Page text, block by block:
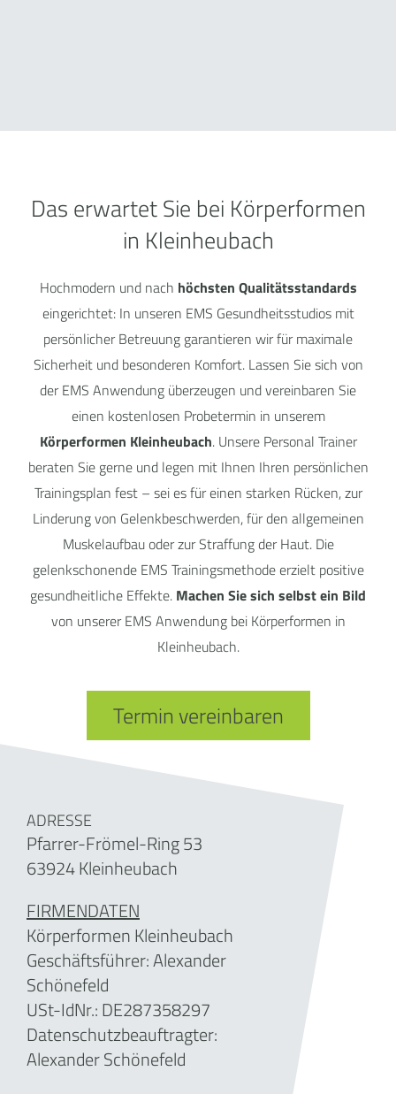
Das erwartet Sie bei Körperformen
in Kleinheubach
Hochmodern und nach höchsten Qualitätsstandards
eingerichtet: In unseren EMS Gesundheitsstudios mit
persönlicher Betreuung garantieren wir für maximale
Sicherheit und besonderen Komfort. Lassen Sie sich von
der EMS Anwendung überzeugen und vereinbaren Sie
einen kostenlosen Probetermin in unserem
Körperformen Kleinheubach. Unsere Personal Trainer
beraten Sie gerne und legen mit Ihnen Ihren persönlichen
Trainingsplan fest – sei es für einen starken Rücken, zur
Linderung von Gelenkbeschwerden, für den allgemeinen
Muskelaufbau oder zur Straffung der Haut. Die
gelenkschonende EMS Trainingsmethode erzielt positive
gesundheitliche Effekte. Machen Sie sich selbst ein Bild
von unserer EMS Anwendung bei Körperformen in
Kleinheubach.
Termin vereinbaren
ADRESSE
Pfarrer-Frömel-Ring 53
63924 Kleinheubach
FIRMENDATEN
Körperformen Kleinheubach
Geschäftsführer:Alexander
Schönefeld
USt-IdNr.: DE287358297
Datenschutzbeauftragter:
Alexander Schönefeld